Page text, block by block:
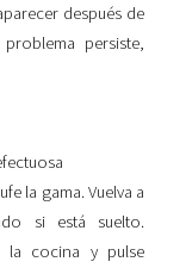
después de
persiste,
la gama. Vuelva a
si está suelto.
la cocina y pulse